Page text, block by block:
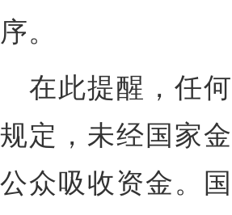
序。
在此提醒，任
规定，未经国家
公众吸收资金。